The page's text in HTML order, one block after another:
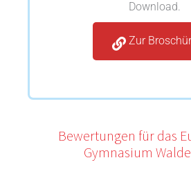
Download.
Zur
Bewertungen für das
Gymnasium